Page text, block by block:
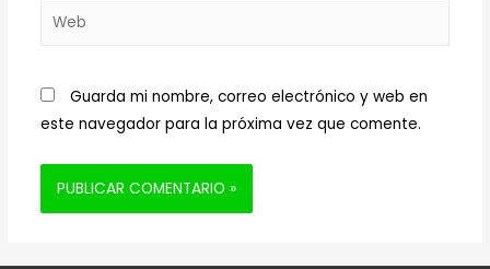
Web
Guarda mi nombre, correo electrónico y web en
este navegador para la próxima vez que comente.